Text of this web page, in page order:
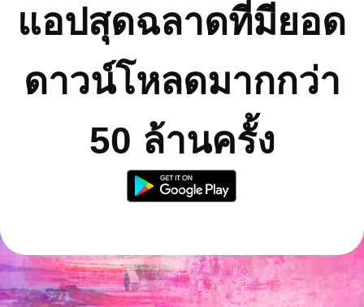
แอปสุดฉลาดที่มียอด
ดาวน์โหลดมากกว่า
50 ล้านครั้ง